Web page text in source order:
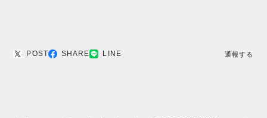
POST SHARE LINE 通報する